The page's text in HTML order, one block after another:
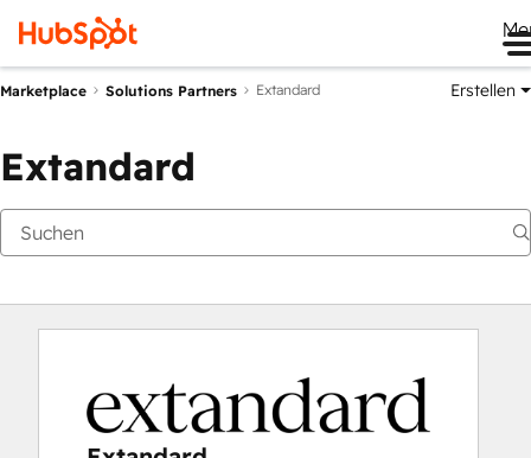
Marketplace Solutions Partners Extandard Erstellen
Extandard